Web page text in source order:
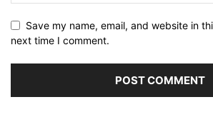
Save my name, email, and website in
next time I comment.